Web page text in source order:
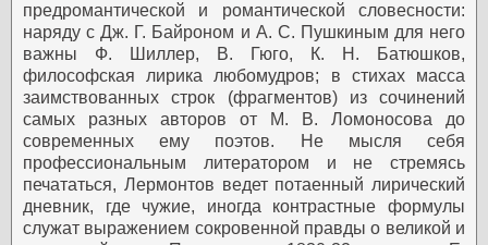
предромантической и романтической словесности:
наряду с Дж. Г. Байроном и А. С. Пушкиным для него
важны Ф. Шиллер, В. Гюго, К. Н. Батюшков,
философская лирика любомудров; в стихах масса
заимствованных строк (фрагментов) из сочинений
самых разных авторов от М. В. Ломоносова до
современных ему поэтов. Не мысля себя
профессиональным литератором и не стремясь
печататься, Лермонтов ведет потаенный лирический
дневник, где чужие, иногда контрастные формулы
служат выражением сокровенной правды о великой и